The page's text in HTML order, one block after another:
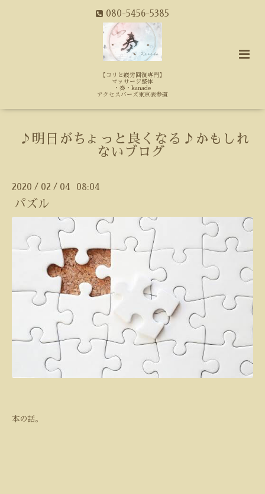
080-5456-5385
【コリと疲労回復専門】
マッサージ整体
・奏・kanade
アクセスバーズ東京表参道
♪明日がちょっと良くなる♪かもしれ
ないブログ
2020 / 02 / 04 08:04
パズル
本の話。